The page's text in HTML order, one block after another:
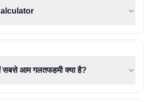
आम गलतफहमी क्या है?